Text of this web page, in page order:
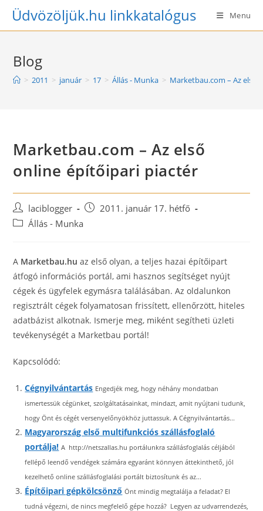
SkipÜdvözöljük.hu linkkatalógus Menu
Blog
> 2011 > január > 17 > Állás - Munka > Marketbau.com – Az első
Marketbau.com – Az első
online építőipari piactér
Post
author:
laciblogger
Post2011. január 17. hétfő
PostÁllás - Munka
A Marketbau.hu az első olyan, a teljes hazai építőipart
átfogó információs portál, ami hasznos segítséget nyújt
cégek és ügyfelek egymásra találásában. Az oldalunkon
regisztrált cégek folyamatosan frissített, ellenőrzött, hiteles
adatbázist alkotnak. Ismerje meg, miként segítheti üzleti
tevékenységét a Marketbau portál!
Kapcsolódó:
Cégnyilvántartás Engedjék meg, hogy néhány mondatban
ismertessük cégünket, szolgáltatásainkat, mindazt, amit nyújtani tudunk,
hogy Önt és cégét versenyelőnyökhöz juttassuk. A Cégnyilvántartás...
Magyarország első multifunkciós szállásfoglaló
portálja! A http://netszallas.hu portálunkra szállásfoglalás céljából
fellépő leendő vendégek számára egyaránt könnyen áttekinthető, jól
kezelhető online szállásfoglalási portált biztosítunk és az...
Építőipari gépkölcsönző Önt mindig megtalálja a feladat? El
tudná végezni, de nincs megfelelő gépe hozzá? Legyen az udvarrendezés,